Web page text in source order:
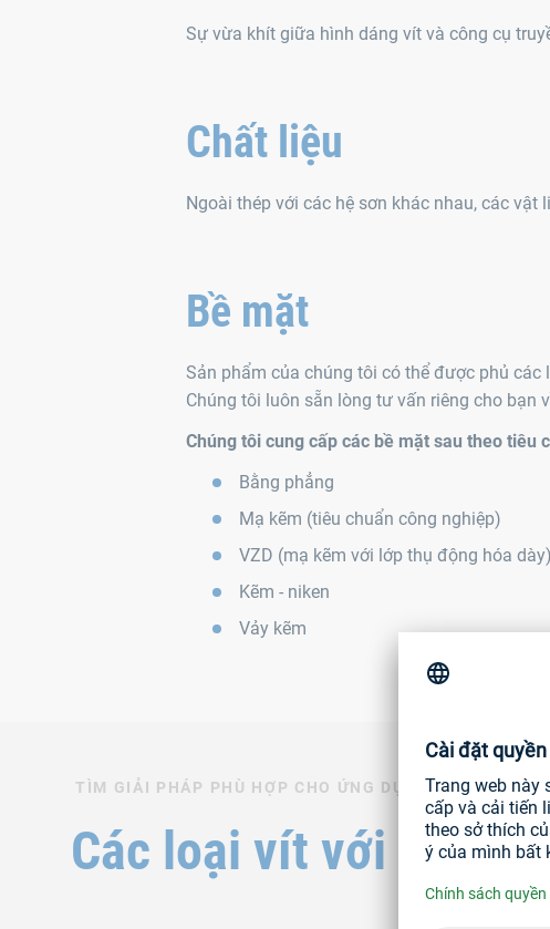
Sự vừa khít giữa hình dáng vít và công cụ
Chất liệu
Ngoài thép với các hệ sơn khác nhau, các
Bề mặt
Sản phẩm của chúng tôi có thể được phủ
Chúng tôi luôn sẵn lòng tư vấn riêng cho bạn
Chúng tôi cung cấp các bề mặt sau theo tiêu
Bằng phẳng
Mạ kẽm (tiêu chuẩn công nghiệp)
VZD (mạ kẽm với lớp thụ động hóa dày)
Kẽm - niken
Vảy kẽm
TÌM GIẢI PHÁP PHÙ HỢP CHO ỨNG DỤNG CỦA BẠN
Các loại vít với tính